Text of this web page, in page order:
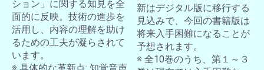
ション」に関する知見を全
面的に反映。技術の進歩を
活用し、内容の理解を助け
るための工夫が凝らされて
います。
※ 具体的な革新点: 知覚音声
新はデジタル版に移行する
見込みで、今回の書籍版は
将来入手困難になることが
予想されます。
※ 全10巻のうち、第１～３